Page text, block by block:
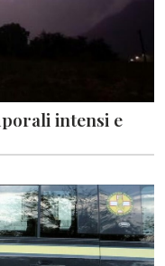
intensi e